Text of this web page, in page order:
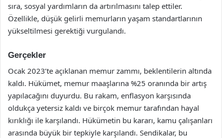
sıra, sosyal yardımların da artırılmasını talep ettiler.
Özellikle, düşük gelirli memurların yaşam standartlarının
yükseltilmesi gerektiği vurgulandı.
Gerçekler
Ocak 2023’te açıklanan memur zammı, beklentilerin altında
kaldı. Hükümet, memur maaşlarına %25 oranında bir artış
yapılacağını duyurdu. Bu rakam, enflasyon karşısında
oldukça yetersiz kaldı ve birçok memur tarafından hayal
kırıklığı ile karşılandı. Hükümetin bu kararı, kamu çalışanları
arasında büyük bir tepkiyle karşılandı. Sendikalar, bu